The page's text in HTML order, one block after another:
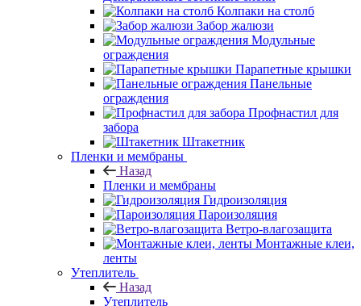
Колпаки на столб
Забор жалюзи
Модульные
ограждения
Парапетные крышки
Панельные
ограждения
Профнастил для
забора
Штакетник
Пленки и мембраны
Назад
Пленки и мембраны
Гидроизоляция
Пароизоляция
Ветро-влагозащита
Монтажные клеи,
ленты
Утеплитель
Назад
Утеплитель